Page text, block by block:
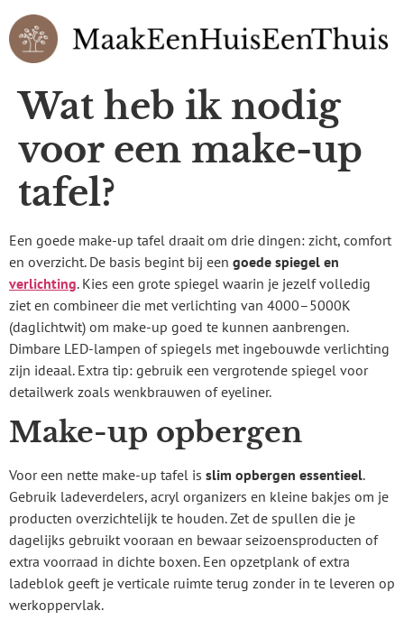
Wat heb ik nodig
voor een make-up
tafel?
Een goede make-up tafel draait om drie dingen: zicht, comfort
en overzicht. De basis begint bij een goede spiegel en
verlichting. Kies een grote spiegel waarin je jezelf volledig
ziet en combineer die met verlichting van 4000–5000K
(daglichtwit) om make-up goed te kunnen aanbrengen.
Dimbare LED-lampen of spiegels met ingebouwde verlichting
zijn ideaal. Extra tip: gebruik een vergrotende spiegel voor
detailwerk zoals wenkbrauwen of eyeliner.
Make-up opbergen
Voor een nette make-up tafel is slim opbergen essentieel.
Gebruik ladeverdelers, acryl organizers en kleine bakjes om je
producten overzichtelijk te houden. Zet de spullen die je
dagelijks gebruikt vooraan en bewaar seizoensproducten of
extra voorraad in dichte boxen. Een opzetplank of extra
ladeblok geeft je verticale ruimte terug zonder in te leveren op
werkoppervlak.